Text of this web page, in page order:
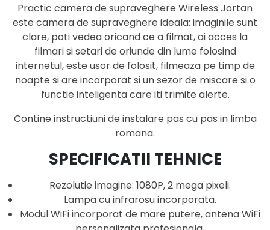
Practic camera de supraveghere Wireless Jortan
este camera de supraveghere ideala: imaginile sunt
clare, poti vedea oricand ce a filmat, ai acces la
filmari si setari de oriunde din lume folosind
internetul, este usor de folosit, filmeaza pe timp de
noapte si are incorporat si un sezor de miscare si o
functie inteligenta care iti trimite alerte.
Contine instructiuni de instalare pas cu pas in limba
romana.
SPECIFICATII TEHNICE
Rezolutie imagine: 1080P, 2 mega pixeli.
Lampa cu infrarosu incorporata.
Modul WiFi incorporat de mare putere, antena WiFi